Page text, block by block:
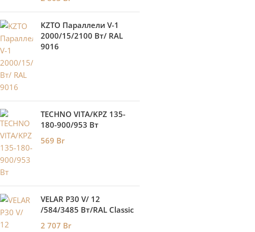
KZTO Параллели V-1
2000/15/2100 Вт/ RAL
9016
TECHNO VITA/KPZ 135-
180-900/953 Вт
569 Br
VELAR P30 V/ 12
/584/3485 Вт/RAL Classic
2 707 Br